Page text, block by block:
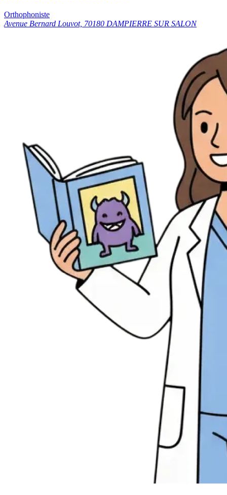
Orthophoniste
Avenue Bernard Louvot, 70180 DAMPIERRE SUR SALON